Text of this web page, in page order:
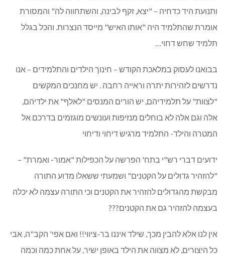
ותנועת היד כדחיה – "יצא, זקף לבינה, והשתחווה לה" והמסורת
אומרת שהתלמיד היה "אותו האיש" מייסד הנצרות. והכל בגלל
תלמיד שחש דחוי…
בבואנו לעסוק במלאכת הקודש – חינוך הילדים והתלמידים – אנו
נדרשים לזהירות יתרה וראייה רחבה . יש מחנכים המקשים
"לצוות" על תלמידיהם, יש הורים המנסים "לאלף" את ילדיהם,
אלה וגם אלה לא בוחלים מנזיפות ועונשים מוגזמים בדרכם אל
המטרה והילד- התלמיד מרגיש דיחוי ודיחוי
ידועים דברי רש"י בתח' הפרשה על הכפילות "אמור- ואמרת" –
"להזהיר גדולים על הקטנים" ושמעתי ששאלו מדוע התורה
מבקשת מהגדולים להזהיר את הקטנים וכי התורה עצמה לא יכלה
בעצמה להזהיר גם את הקטנים???
אין לנו אלא להבין מכך, שילד איננו בר-ציווי!! ואם אפי' הקב"ה, אבי
כל היצורים, לא מצווה את הילד באופן ישיר, על אחת כמה וכמה